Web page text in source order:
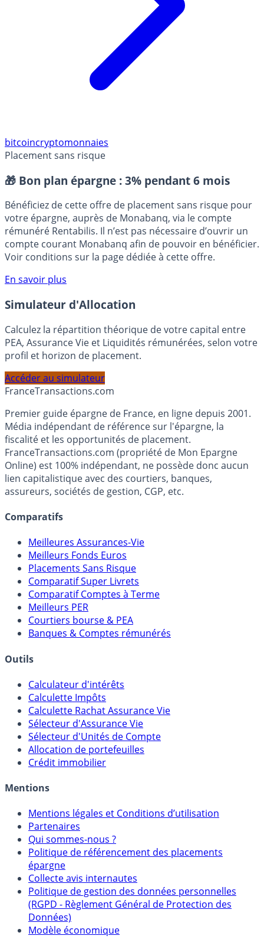
bitcoincryptomonnaies
Placement sans risque
🎁 Bon plan épargne : 3% pendant 6 mois
Bénéficiez de cette offre de placement sans risque pour
votre épargne, auprès de Monabanq, via le compte
rémunéré Rentabilis. Il n’est pas nécessaire d’ouvrir un
compte courant Monabanq afin de pouvoir en bénéficier.
Voir conditions sur la page dédiée à cette offre.
En savoir plus
Simulateur d'Allocation
Calculez la répartition théorique de votre capital entre
PEA, Assurance Vie et Liquidités rémunérées, selon votre
profil et horizon de placement.
Accéder au simulateur
FranceTransactions.com
Premier guide épargne de France, en ligne depuis 2001.
Média indépendant de référence sur l'épargne, la
fiscalité et les opportunités de placement.
FranceTransactions.com (propriété de Mon Epargne
Online) est 100% indépendant, ne possède donc aucun
lien capitalistique avec des courtiers, banques,
assureurs, sociétés de gestion, CGP, etc.
Comparatifs
Meilleures Assurances-Vie
Meilleurs Fonds Euros
Placements Sans Risque
Comparatif Super Livrets
Comparatif Comptes à Terme
Meilleurs PER
Courtiers bourse & PEA
Banques & Comptes rémunérés
Outils
Calculateur d'intérêts
Calculette Impôts
Calculette Rachat Assurance Vie
Sélecteur d'Assurance Vie
Sélecteur d'Unités de Compte
Allocation de portefeuilles
Crédit immobilier
Mentions
Mentions légales et Conditions d’utilisation
Partenaires
Qui sommes-nous ?
Politique de référencement des placements
épargne
Collecte avis internautes
Politique de gestion des données personnelles
(RGPD - Règlement Général de Protection des
Données)
Modèle économique